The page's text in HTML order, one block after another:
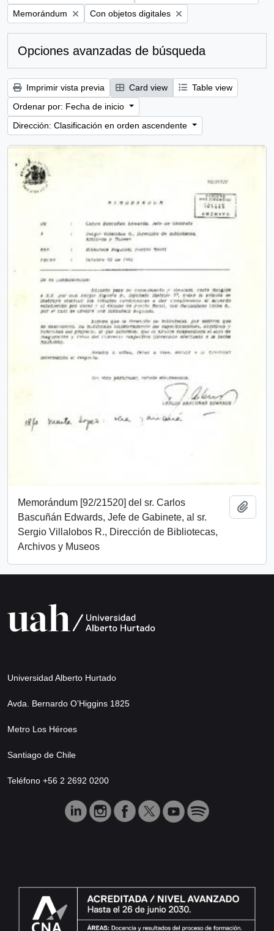
Remove filter:
Memorándum Remove filter:
Con objetos digitales
Opciones avanzadas de búsqueda
Imprimir vista previa Card view
Table view
Ordenar por: Fecha de inicio
Dirección: Clasificación en orden ascendente
Memorándum [92/21520] del sr. Carlos
Bascuñán Edwards, Jefe de Gabinete, al sr.
Sergio Villalobos R., Dirección de Bibliotecas,
Archivos y Museos
Universidad Alberto Hurtado
Avda. Bernardo O’Higgins 1825
Metro Los Héroes
Santiago de Chile
Teléfono +56 2 2692 0200